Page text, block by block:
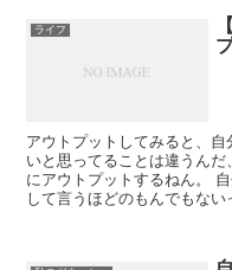
ライフ
アウトプットしてみると、
いと思ってることは違うん
にアウトプットするねん。
して言うほどのもんでもない